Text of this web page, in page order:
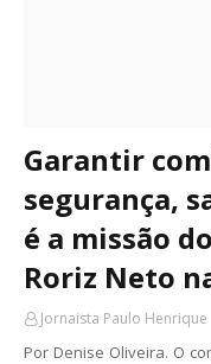
Garantir
segurança,
é a missão
Roriz Neto
Jornaista Paulo Henrique
Por Denise Oliveira. O